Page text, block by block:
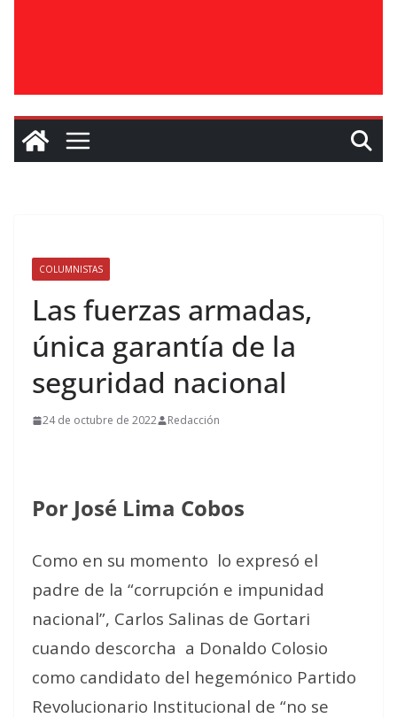
COLUMNISTAS
Las fuerzas armadas,
única garantía de la
seguridad nacional
24 de octubre de 2022 Redacción
Por José Lima Cobos
Como en su momento lo expresó el
padre de la “corrupción e impunidad
nacional”, Carlos Salinas de Gortari
cuando descorcha a Donaldo Colosio
como candidato del hegemónico Partido
Revolucionario Institucional de “no se